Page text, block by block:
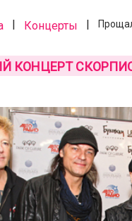
| Концерты |
КОНЦЕРТ